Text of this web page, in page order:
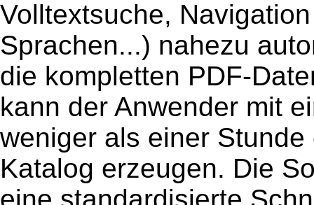
Volltextsuche,
Sprachen...) nahezu
die kompletten PDF-
kann der Anwender mit
weniger als einer
Katalog erzeugen. Die